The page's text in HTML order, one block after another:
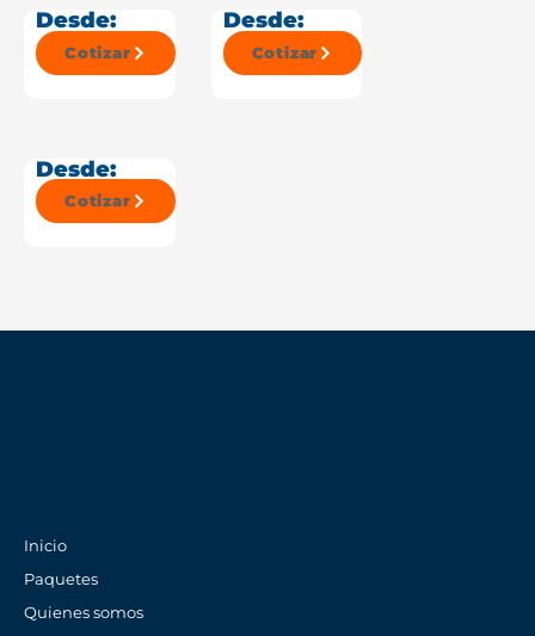
Desde:
Cotizar
Desde:
Cotizar
Desde:
Cotizar
Inicio
Paquetes
Quienes somos